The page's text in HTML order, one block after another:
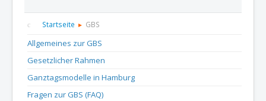
Startseite Über uns
Informationen
Kontakt
Startseite GBS
Allgemeines zur GBS
Gesetzlicher Rahmen
Ganztagsmodelle in Hamburg
Fragen zur GBS (FAQ)